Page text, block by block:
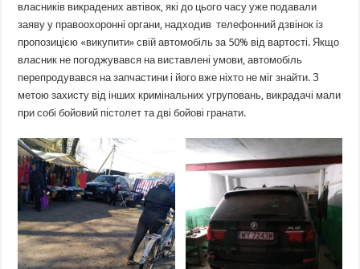
власників викрадених автівок, які до цього часу уже подавали
заяву у правоохоронні органи, надходив телефонний дзвінок із
пропозицією «викупити» свій автомобіль за 50% від вартості. Якщо
власник не погоджувався на виставлені умови, автомобіль
перепродувався на запчастини і його вже ніхто не міг знайти. З
метою захисту від інших кримінальних угруповань, викрадачі мали
при собі бойовий пістолет та дві бойові гранати.